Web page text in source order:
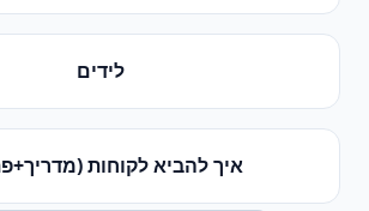
לידים
איך להביא לקוחות